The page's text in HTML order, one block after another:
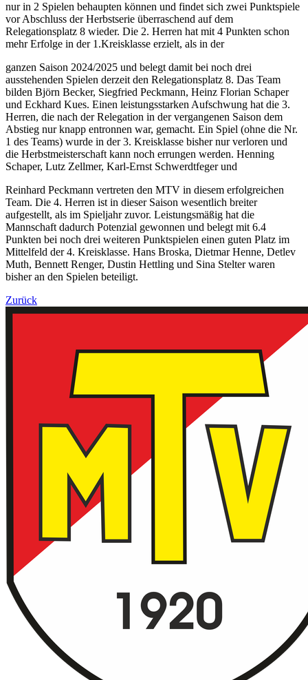
nur in 2 Spielen behaupten können und findet sich zwei Punktspiele
vor Abschluss der Herbstserie überraschend auf dem
Relegationsplatz 8 wieder. Die 2. Herren hat mit 4 Punkten schon
mehr Erfolge in der 1.Kreisklasse erzielt, als in der
ganzen Saison 2024/2025 und belegt damit bei noch drei
ausstehenden Spielen derzeit den Relegationsplatz 8. Das Team
bilden Björn Becker, Siegfried Peckmann, Heinz Florian Schaper
und Eckhard Kues. Einen leistungsstarken Aufschwung hat die 3.
Herren, die nach der Relegation in der vergangenen Saison dem
Abstieg nur knapp entronnen war, gemacht. Ein Spiel (ohne die Nr.
1 des Teams) wurde in der 3. Kreisklasse bisher nur verloren und
die Herbstmeisterschaft kann noch errungen werden. Henning
Schaper, Lutz Zellmer, Karl-Ernst Schwerdtfeger und
Reinhard Peckmann vertreten den MTV in diesem erfolgreichen
Team. Die 4. Herren ist in dieser Saison wesentlich breiter
aufgestellt, als im Spieljahr zuvor. Leistungsmäßig hat die
Mannschaft dadurch Potenzial gewonnen und belegt mit 6.4
Punkten bei noch drei weiteren Punktspielen einen guten Platz im
Mittelfeld der 4. Kreisklasse. Hans Broska, Dietmar Henne, Detlev
Muth, Bennett Renger, Dustin Hettling und Sina Stelter waren
bisher an den Spielen beteiligt.
Zurück